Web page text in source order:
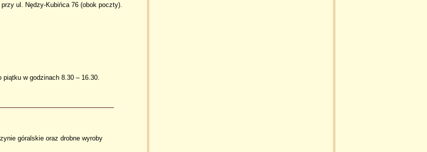
ul. Nędzy-Kubińca 76 (obok poczty).
piątku w godzinach 8.30 – 16.30.
góralskie oraz drobne wyroby